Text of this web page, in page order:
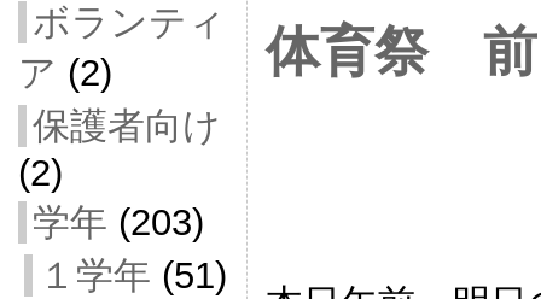
ボランティ
ア (2)
保護者向け
(2)
学年 (203)
１学年 (51)
体育祭 前